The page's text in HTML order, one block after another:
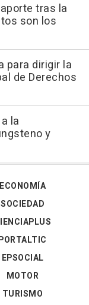
tras la
son los
para dirigir la
de Derechos
la
y
ECONOMÍA
SOCIEDAD
EPSOCIAL
MOTOR
TURISMO